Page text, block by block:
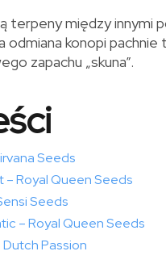
terpeny między innymi
odmiana konopi
zapachu „skuna”.
Seeds
Royal Queen Seeds
Seeds
– Royal Queen Seeds
Passion